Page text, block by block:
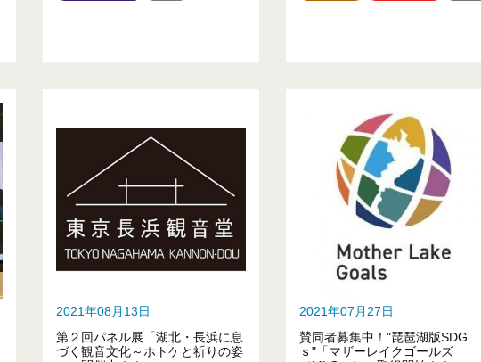
2021年08月13日
第２回パネル展「湖北・長浜に息
づく観音文化～ホトケと祈りの姿
2021年07月27日
賛同者募集中！"琵琶湖版SDG
ｓ"「マザーレイクゴールズ